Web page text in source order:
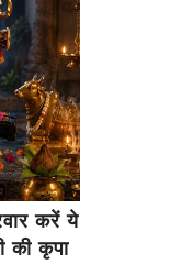
करें ये
की कृपा